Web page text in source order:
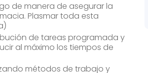
de manera de asegurar la
Plasmar toda esta
de tareas programada y
al máximo los tiempos de
métodos de trabajo y